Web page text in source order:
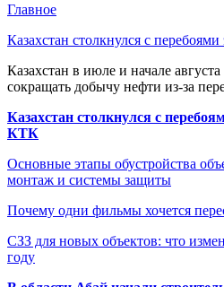
Главное
Казахстан столкнулся с
Казахстан в июле и начале
сокращать добычу нефти из-за
Казахстан столкнулся с
КТК
Основные этапы обустройства
монтаж и системы защиты
Почему одни фильмы хочется
СЗЗ для новых объектов: что
году